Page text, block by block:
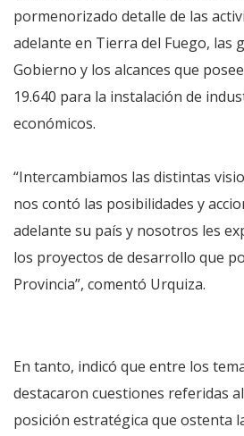
pormenorizado detalle de las
adelante en Tierra del Fuego, las
Gobierno y los alcances que
19.640 para la instalación de
económicos.
“Intercambiamos las distintas
nos contó las posibilidades y
adelante su país y nosotros les
los proyectos de desarrollo que
Provincia”, comentó Urquiza.
En tanto, indicó que entre los
destacaron cuestiones referidas
posición estratégica que ostenta